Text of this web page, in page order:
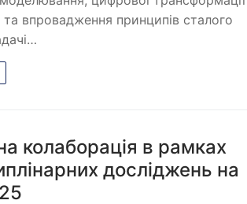
впровадження принципів сталого
колаборація в рамках
досліджень на